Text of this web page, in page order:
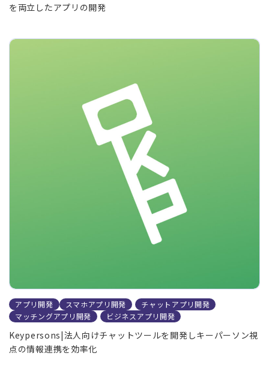
を両立したアプリの開発
アプリ開発 スマホアプリ開発
チャットアプリ開発
マッチングアプリ開発
ビジネスアプリ開発
Keypersons|法人向けチャットツールを開発しキーパーソン視
点の情報連携を効率化